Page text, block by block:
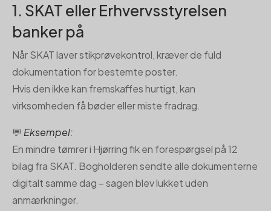
1. SKAT eller Erhvervsstyrelsen
banker på
Når SKAT laver stikprøvekontrol, kræver de fuld
dokumentation for bestemte poster.
Hvis den ikke kan fremskaffes hurtigt, kan
virksomheden få bøder eller miste fradrag.
💬 Eksempel:
En mindre tømrer i Hjørring fik en forespørgsel på 12
bilag fra SKAT. Bogholderen sendte alle dokumenterne
digitalt samme dag – sagen blev lukket uden
anmærkninger.